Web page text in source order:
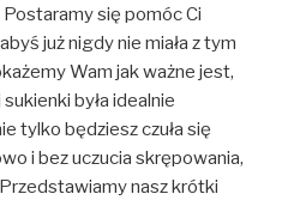
się pomóc Ci
już nigdy nie miała z tym
Wam jak ważne jest,
była idealnie
tylko będziesz czuła się
i bez uczucia skrępowania,
nasz krótki